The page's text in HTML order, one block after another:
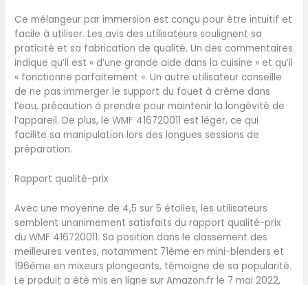
Ce mélangeur par immersion est conçu pour être intuitif et
facile à utiliser. Les avis des utilisateurs soulignent sa
praticité et sa fabrication de qualité. Un des commentaires
indique qu’il est « d’une grande aide dans la cuisine » et qu’il
« fonctionne parfaitement ». Un autre utilisateur conseille
de ne pas immerger le support du fouet à crème dans
l’eau, précaution à prendre pour maintenir la longévité de
l’appareil. De plus, le WMF 416720011 est léger, ce qui
facilite sa manipulation lors des longues sessions de
préparation.
Rapport qualité-prix
Avec une moyenne de 4,5 sur 5 étoiles, les utilisateurs
semblent unanimement satisfaits du rapport qualité-prix
du WMF 416720011. Sa position dans le classement des
meilleures ventes, notamment 71ème en mini-blenders et
196ème en mixeurs plongeants, témoigne de sa popularité.
Le produit a été mis en ligne sur Amazon.fr le 7 mai 2022,